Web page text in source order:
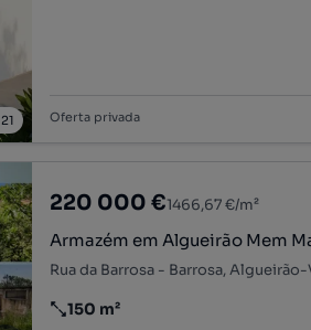
21 Oferta privada
220 000 €1466,67 €/m²
Armazém em Algueirão Mem
Preço por metro quadrado
150 m²